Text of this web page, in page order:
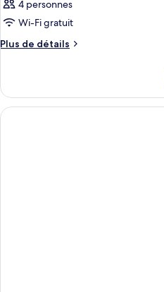
4 personnes
Wi-Fi gratuit
Plus de détails
Plus
le
type
de